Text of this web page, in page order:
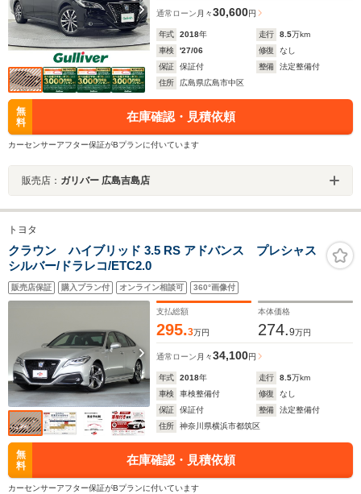
通常ローン 月々30,600円
年式 2018年 走行 8.5万km
車検
'27/06 修復
なし
保証
保証付 整備
法定整備付
住所
広島県広島市中区
無
料
在庫確認・見積依頼
カーセンサーアフター保証がBプランに付いています
販売店： ガリバー 広島吉島店
トヨタ
クラウン ハイブリッド 3.5 RS アドバンス プレシャス
シルバー/ドラレコ/ETC2.0
販売店保証 購入プラン付 オンライン相談可 360°画像付
支払総額
295.3万円
本体価格
274.9万円
通常ローン 月々34,100円
年式 2018年 走行 8.5万km
車検
車検整備付 修復
なし
保証
保証付 整備
法定整備付
住所
神奈川県横浜市都筑区
無
料
在庫確認・見積依頼
カーセンサーアフター保証がBプランに付いています